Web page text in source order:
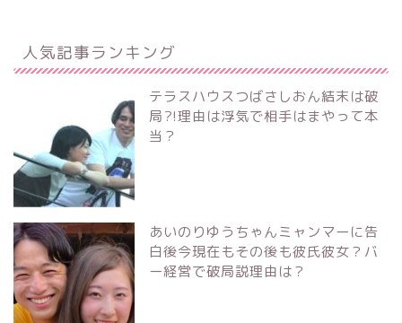
人気記事ランキング
テラスハウスつばさしおん結末は破
局?!理由は浮気で相手はまやって本
当？
あいのりゆうちゃんミャンマーに告
白後今現在もその後も彼氏彼女？バ
ー経営で破局説理由は？